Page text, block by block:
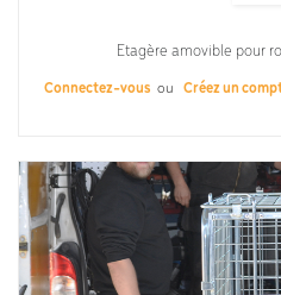
Etagère amovible pour
Connectez-vous ou Créez un